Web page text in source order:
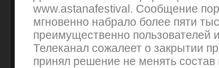
www.astanafestival. Сообщение
мгновенно набрало более пяти
преимущественно пользователей
Телеканал сожалеет о закрытии
принял решение не менять